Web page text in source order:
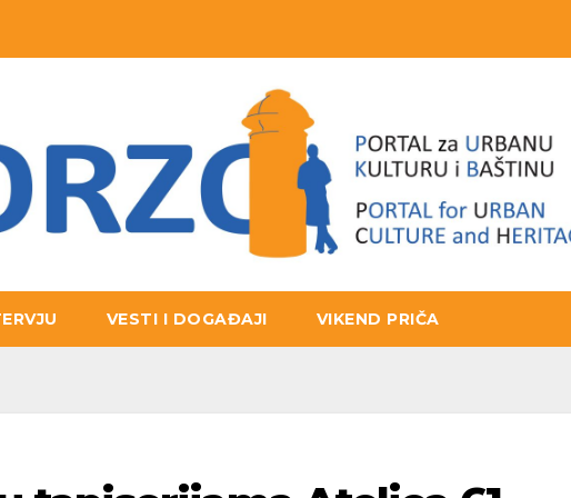
VESTI I DOGAĐAJI VIKEND PRIČA